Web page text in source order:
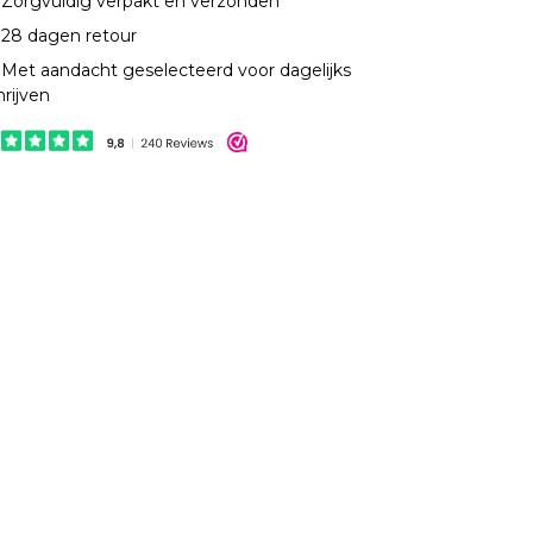
28 dagen retour
Met aandacht geselecteerd voor dagelijks